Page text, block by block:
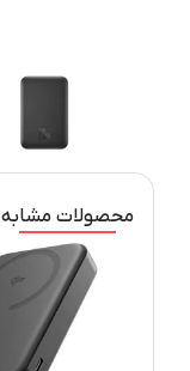
محصولات مشابه